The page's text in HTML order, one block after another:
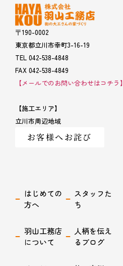
〒190-0002
東京都立川市幸町3-16-19
TEL 042-538-4848
FAX 042-538-4849
【メールでのお問い合わせはコチラ】
【施工エリア】
立川市周辺地域
お客様へお詫び
はじめての
方へ
羽山工務店
について
スタッフた
ち
人柄を伝え
るブログ